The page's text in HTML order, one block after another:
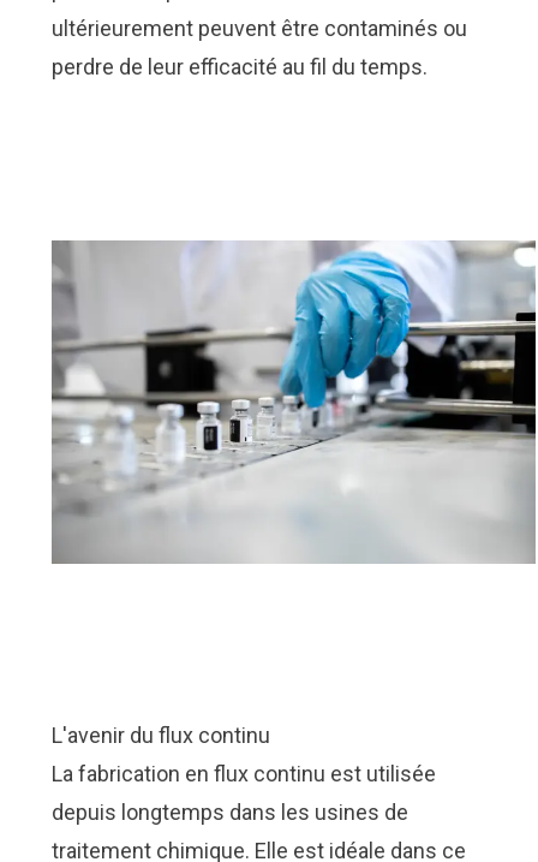
ultérieurement peuvent être contaminés ou
perdre de leur efficacité au fil du temps.
L'avenir du flux continu
La fabrication en flux continu est utilisée
depuis longtemps dans les usines de
traitement chimique. Elle est idéale dans ce